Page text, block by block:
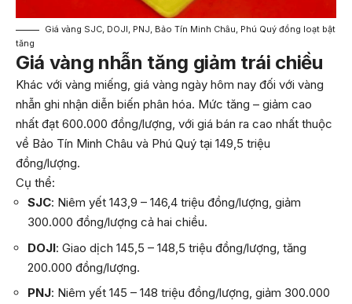
Giá vàng SJC, DOJI, PNJ, Bảo Tín Minh Châu, Phú Quý đồng loạt bật
tăng
Giá vàng nhẫn tăng giảm trái chiều
Khác với vàng miếng, giá vàng ngày hôm nay đối với vàng
nhẫn ghi nhận diễn biến phân hóa. Mức tăng – giảm cao
nhất đạt 600.000 đồng/lượng, với giá bán ra cao nhất thuộc
về Bảo Tín Minh Châu và Phú Quý tại 149,5 triệu
đồng/lượng.
Cụ thể:
SJC: Niêm yết 143,9 – 146,4 triệu đồng/lượng, giảm
300.000 đồng/lượng cả hai chiều.
DOJI: Giao dịch 145,5 – 148,5 triệu đồng/lượng, tăng
200.000 đồng/lượng.
PNJ: Niêm yết 145 – 148 triệu đồng/lượng, giảm 300.000